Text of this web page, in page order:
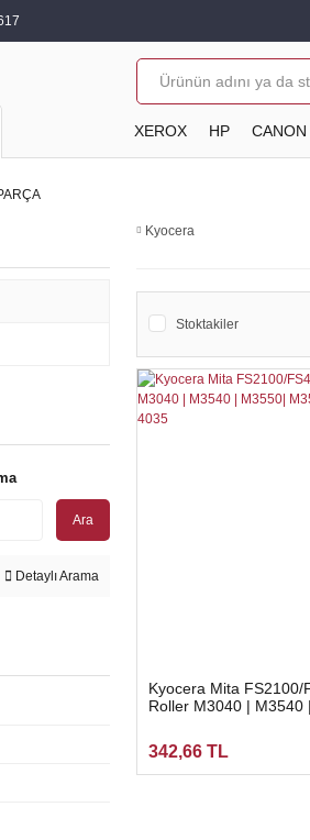
XEROX HP CANON
Ara
Detaylı Arama
Kyocera
Stoktakiler
Kyocera Mita FS2100/
Roller M3040 | M3540
342,66 TL